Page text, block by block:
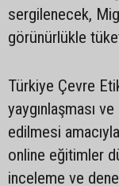
sergilenecek,
görünürlükle
Türkiye Çevre
yaygınlaşması
edilmesi
online eğitimler
inceleme ve